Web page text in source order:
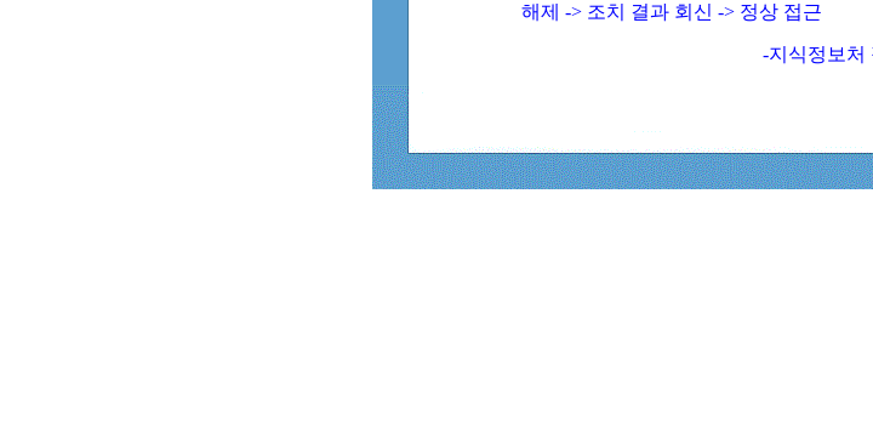
해제 -> 조치 결과 회신 -> 정상 접근
-지식정보처